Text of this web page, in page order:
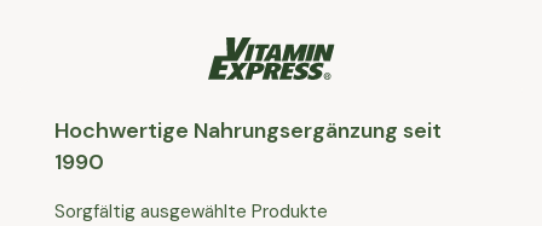
Hochwertige Nahrungsergänzung seit
1990
Sorgfältig ausgewählte Produkte